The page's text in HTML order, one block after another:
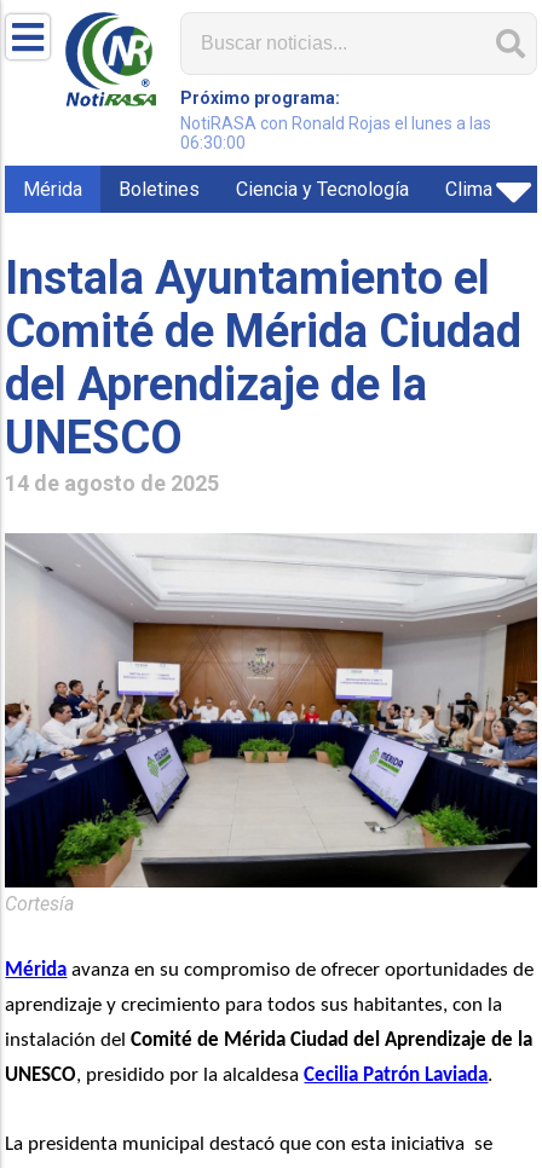
Próximo programa:
NotiRASA con Ronald Rojas el lunes a las
06:30:00
Mérida Boletines Ciencia y Tecnología Clima
Instala Ayuntamiento el
Comité de Mérida Ciudad
del Aprendizaje de la
UNESCO
14 de agosto de 2025
Cortesía
Mérida avanza en su compromiso de ofrecer oportunidades de
aprendizaje y crecimiento para todos sus habitantes, con la
instalación del Comité de Mérida Ciudad del Aprendizaje de la
UNESCO, presidido por la alcaldesa Cecilia Patrón Laviada.
La presidenta municipal destacó que con esta iniciativa  se